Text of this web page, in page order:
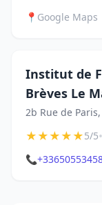
📍 Google Maps
Institut de
Brèves Le
2b Rue de
★★★★★5/5•
📞